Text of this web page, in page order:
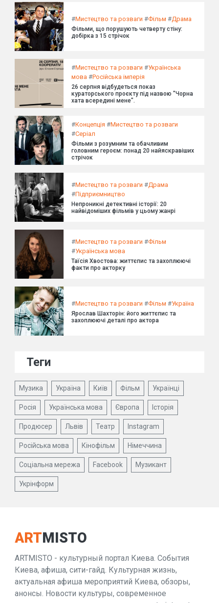
#Мистецтво та розваги #Фільм #Драма
Фільми, що порушують четверту стіну:
добірка з 15 стрічок
#Мистецтво та розваги #Українська
мова #Російська імперія
26 серпня відбудеться показ
кураторського проєкту під назвою "Чорна
хата всередині мене".
#Концепція #Мистецтво та розваги
#Серіал
Фільми з розумним та обачливим
головним героєм: понад 20 найяскравіших
стрічок
#Мистецтво та розваги #Драма
#Підприємництво
Непроникні детективні історії: 20
найвідоміших фільмів у цьому жанрі
#Мистецтво та розваги #Фільм
#Українська мова
Таїсія Хвостова: життєпис та захоплюючі
факти про акторку
#Мистецтво та розваги #Фільм #Україна
Ярослав Шахторін: його життєпис та
захоплюючі деталі про актора
Теги
Музика Україна Київ Фільм Українці
Росія Українська мова Європа Історія
Продюсер Львів Театр Instagram
Російська мова Кінофільм Німеччина
Соціальна мережа Facebook Музикант
Укрінформ
ARTMISTO
ARTMISTO - культурный портал Киева. События
Киева, афиша, сити-гайд. Культурная жизнь,
актуальная афиша мероприятий Киева, обзоры,
анонсы. Новости культуры, современное